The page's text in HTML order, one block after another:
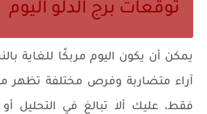
توقعات برج الدلو اليوم
يمكن أن يكون اليوم مربكًا للغاية
آراء متضاربة وفرص مختلفة تظهر
فقط، عليك ألا تبالغ في التحليل